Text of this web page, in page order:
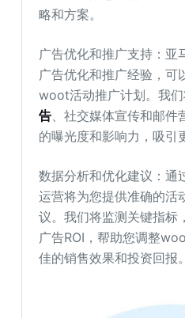
略和方案。
广告优化和推广支持：亚
广告优化和推广经验，可
woot活动推广计划。我
告 、社交媒体宣传和邮件
的曝光度和影响力，吸引
数据分析和优化建议：通
运营将为您提供准确的活
议。我们将监测关键指标
广告ROI，帮助您调整
佳的销售效果和投资回报。